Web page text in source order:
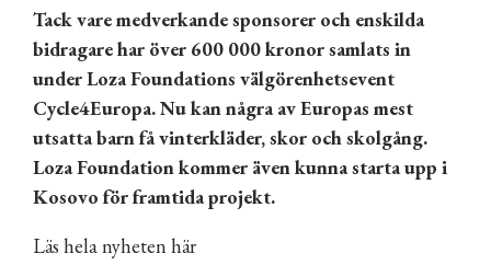
Tack vare medverkande sponsorer och enskilda
bidragare har över 600 000 kronor samlats in
under Loza Foundations välgörenhetsevent
Cycle4Europa. Nu kan några av Europas mest
utsatta barn fåvinterkläder, skor och skolgång.
Loza Foundation kommer även kunnastarta upp i
Kosovo för framtida projekt.
Läs hela nyheten här